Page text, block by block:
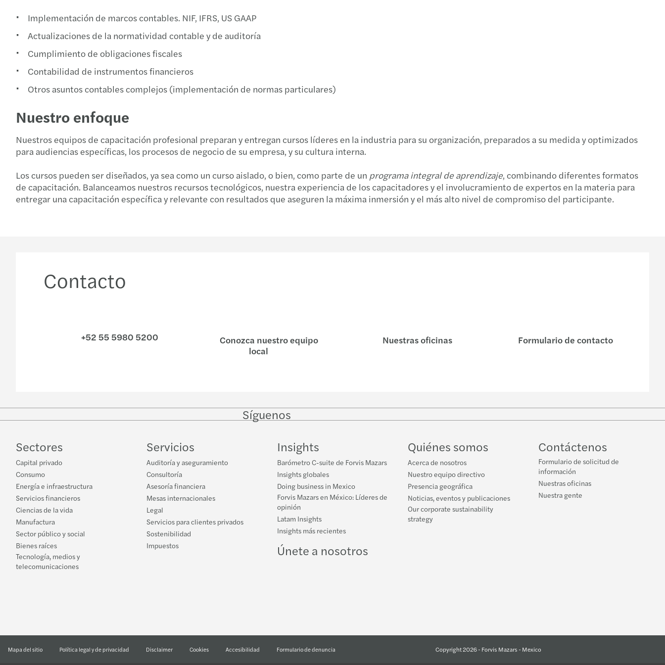
Boletín de Seguros
Implementación de marcos contables. NIF, IFRS, US GAAP
Actualizaciones de la normatividad contable y de auditoría
Cumplimiento de obligaciones fiscales
Contabilidad de instrumentos financieros
Otros asuntos contables complejos (implementación de normas particulares)
Nuestro enfoque
Nuestros equipos de capacitación profesional preparan y entregan cursos líderes en la industria para su organización, preparados a su medida y optimizados
para audiencias específicas, los procesos de negocio de su empresa, y su cultura interna.
Los cursos pueden ser diseñados, ya sea como un curso aislado, o bien, como parte de un programa integral de aprendizaje, combinando diferentes formatos
de capacitación. Balanceamos nuestros recursos tecnológicos, nuestra experiencia de los capacitadores y el involucramiento de expertos en la materia para
entregar una capacitación específica y relevante con resultados que aseguren la máxima inmersión y el más alto nivel de compromiso del participante.
Contacto
+52 55 5980 5200
Conozca nuestro equipo
local
Nuestras oficinas Formulario de contacto
Síguenos
on
on
InstagramFacebook
on
Sectores
Capital privado
Consumo
Energía e infraestructura
Servicios financieros
Ciencias de la vida
Manufactura
Sector público y social
Bienes raíces
Tecnología, medios y
telecomunicaciones
Servicios
Auditoría y aseguramiento
Consultoría
Asesoría financiera
Mesas internacionales
Legal
Servicios para clientes privados
Sostenibilidad
Impuestos
Insights
Barómetro C-suite de Forvis Mazars
Insights globales
Doing business in Mexico
Forvis Mazars en México: Líderes de
opinión
Latam Insights
Insights más recientes
Únete a nosotros
Quiénes somos
Acerca de nosotros
Nuestro equipo directivo
Presencia geográfica
Noticias, eventos y publicaciones
Our corporate sustainability
strategy
Contáctenos
Formulario de solicitud de
información
Nuestras oficinas
Nuestra gente
Mapa del sitio Política legal y de privacidad Disclaimer Cookies Accesibilidad Formulario de denuncia Copyright 2026 - Forvis Mazars - Mexico